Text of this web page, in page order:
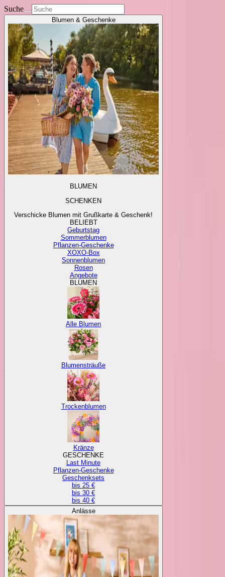
Suche
Blumen & Geschenke
BLUMEN
SCHENKEN
Verschicke Blumen mit Grußkarte & Geschenk!
BELIEBT
Geburtstag
Sommerblumen
Pflanzen-Geschenke
XOXO-Box
Sonnenblumen
Rosen
Angebote
BLUMEN
Alle Blumen
Blumensträuße
Trockenblumen
Kränze
GESCHENKE
Last Minute
Pflanzen-Geschenke
Geschenksets
bis 25 €
bis 30 €
bis 40 €
Anlässe